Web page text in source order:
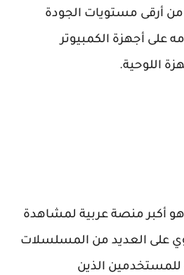
من أرقى مستويات الجودة
على أجهزة الكمبيوتر
اللوحية.
أكبر منصة عربية لمشاهدة
على العديد من المسلسلات
للمستخدمين الذين